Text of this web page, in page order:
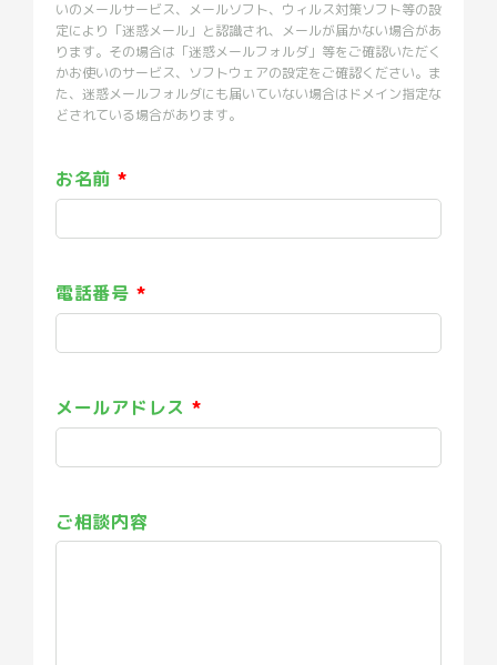
いのメールサービス、メールソフト、ウィルス対策ソフト等の設
定により「迷惑メール」と認識され、メールが届かない場合があ
ります。その場合は「迷惑メールフォルダ」等をご確認いただく
かお使いのサービス、ソフトウェアの設定をご確認ください。ま
た、迷惑メールフォルダにも届いていない場合はドメイン指定な
どされている場合があります。
お名前
電話番号
メールアドレス
ご相談内容